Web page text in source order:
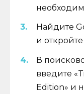
Найдите
и откройте
В
введите
Edition» и